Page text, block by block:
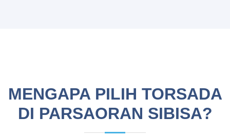
MENGAPA PILIH TORSADA
DI PARSAORAN SIBISA?